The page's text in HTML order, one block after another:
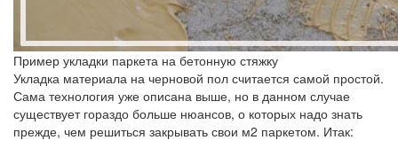
Пример укладки паркета на бетонную стяжку
Укладка материала на черновой пол считается самой простой.
Сама технология уже описана выше, но в данном случае
существует гораздо больше нюансов, о которых надо знать
прежде, чем решиться закрывать свои м2 паркетом. Итак: